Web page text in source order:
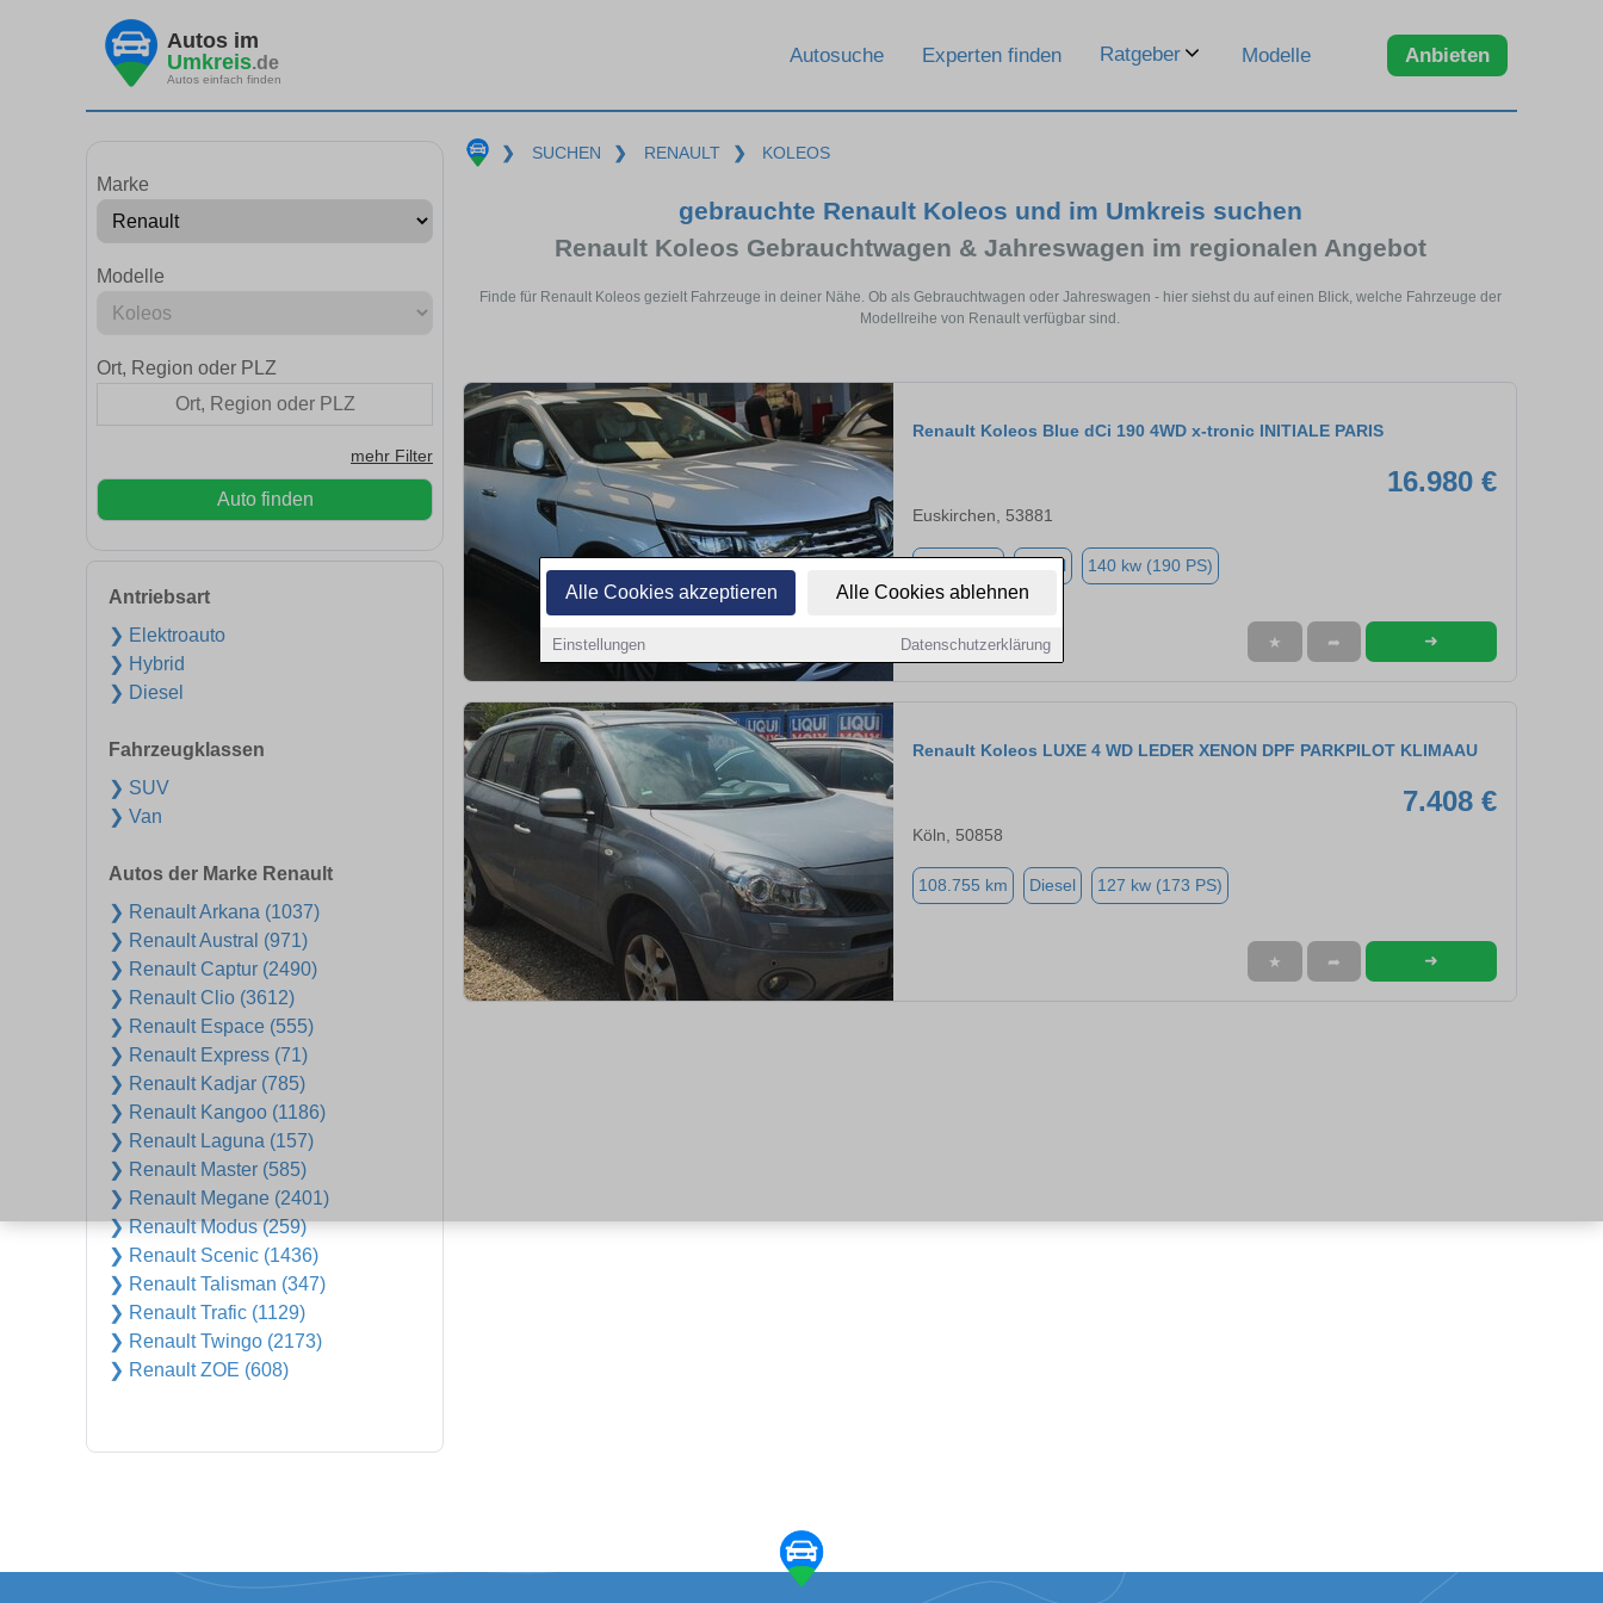
Alle Cookies akzeptieren Alle Cookies ablehnen
Einstellungen Datenschutzerklärung
Autos im
Umkreis.de
Autos einfach finden
Autosuche Experten finden Ratgeber Modelle Anbieten
Marke
Modelle
Ort, Region oder PLZ
mehr Filter
Auto finden
Antriebsart
❯ Elektroauto
❯ Hybrid
❯ Diesel
Fahrzeugklassen
❯ SUV
❯ Van
Autos der Marke Renault
❯ Renault Arkana (1037)
❯ Renault Austral (971)
❯ Renault Captur (2490)
❯ Renault Clio (3612)
❯ Renault Espace (555)
❯ Renault Express (71)
❯ Renault Kadjar (785)
❯ Renault Kangoo (1186)
❯ Renault Laguna (157)
❯ Renault Master (585)
❯ Renault Megane (2401)
❯ Renault Modus (259)
❯ Renault Scenic (1436)
❯ Renault Talisman (347)
❯ Renault Trafic (1129)
❯ Renault Twingo (2173)
❯ Renault ZOE (608)
❯ SUCHEN ❯ RENAULT ❯ KOLEOS
gebrauchte Renault Koleos und im Umkreis suchen
Renault Koleos Gebrauchtwagen & Jahreswagen im regionalen Angebot
Finde für Renault Koleos gezielt Fahrzeuge in deiner Nähe. Ob als Gebrauchtwagen oder Jahreswagen - hier siehst du auf einen Blick, welche Fahrzeuge der
Modellreihe von Renault verfügbar sind.
Renault Koleos Blue dCi 190 4WD x-tronic INITIALE PARIS
16.980 €
Euskirchen, 53881
Diesel 140 kw (190 PS)
★ ➦ ➜
Renault Koleos LUXE 4 WD LEDER XENON DPF PARKPILOT KLIMAAU
7.408 €
Köln, 50858
108.755 km Diesel 127 kw (173 PS)
★ ➦ ➜